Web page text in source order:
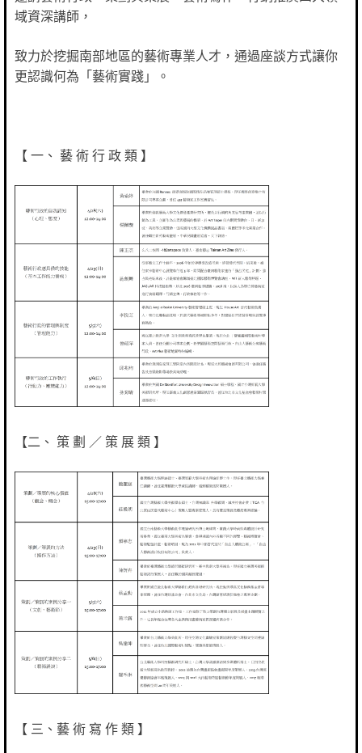
域資深講師，
致力於挖掘南部地區的藝術專業人才，通過座談方式讓你
更認識何為「藝術實踐」。
【 一、 藝 術 行 政 類 】
【二、 策 劃 ／ 策 展 類 】
【 三、藝 術 寫 作 類 】